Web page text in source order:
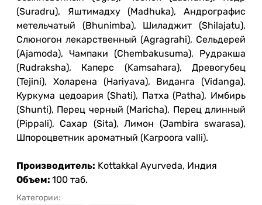
(Suradru), Яштимадху (Madhuka), Андрографис
метельчатый (Bhunimba), Шиладжит (Shilajatu),
Слюногон лекарственный (Agragrahi), Сельдерей
(Ajamoda), Чампаки (Chembakusuma), Рудракша
(Rudraksha), Каперс (Kamsahara), Древогубец
(Tejini), Холарена (Hariyava), Виданга (Vidanga),
Куркума цедоария (Shati), Патха (Patha), Имбирь
(Shunti), Перец черный (Maricha), Перец длинный
(Pippali), Сахар (Sita), Лимон (Jambira swarasa),
Шпороцветник ароматный (Karpoora valli).
Производитель: Kottakkal Ayurveda, Индия
Объем: 100 таб.
Категории: